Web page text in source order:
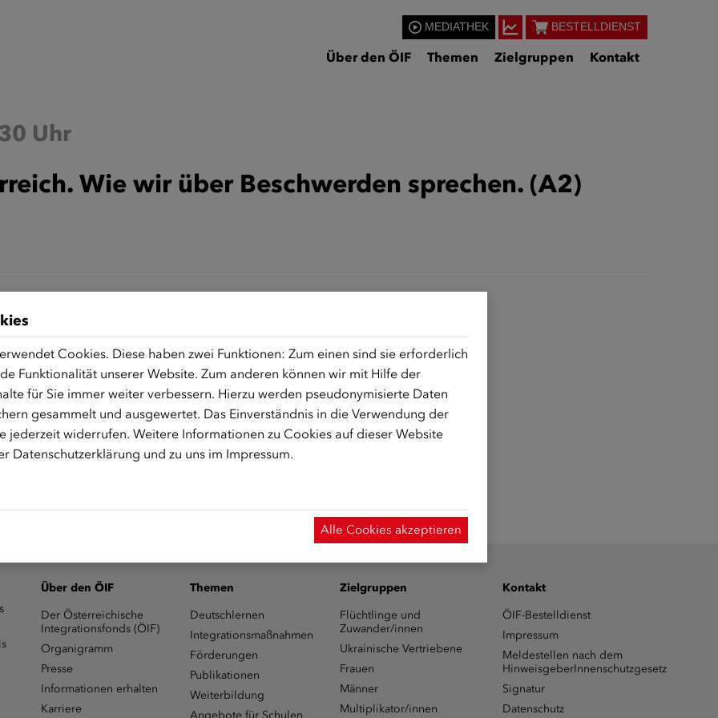
MEDIATHEK BESTELLDIENST
Über den ÖIF Themen Zielgruppen Kontakt
Uhr
Wie wir über Beschwerden sprechen. (A2)
Start des Onlinekurses aktiviert.)
Über den ÖIF
Der Österreichische
Integrationsfonds (ÖIF)
Organigramm
Presse
Informationen erhalten
Karriere
Themen
Deutschlernen
Integrationsmaßnahmen
Förderungen
Publikationen
Weiterbildung
Angebote für Schulen
Zielgruppen
Flüchtlinge und
Zuwander/innen
Ukrainische Vertriebene
Frauen
Männer
Multiplikator/innen
Kontakt
ÖIF-Bestelldienst
Impressum
Meldestellen nach dem
HinweisgeberInnenschutzgesetz
Signatur
Datenschutz
Cookies. Diese haben zwei Funktionen: Zum einen sind sie erforderlich
Funktionalität unserer Website. Zum anderen können wir mit Hilfe der
für Sie immer weiter verbessern. Hierzu werden pseudonymisierte Daten
gesammelt und ausgewertet. Das Einverständnis in die Verwendung der
jederzeit widerrufen. Weitere Informationen zu Cookies auf dieser Website
Datenschutzerklärung und zu uns im Impressum.
Alle Cookies akzeptieren